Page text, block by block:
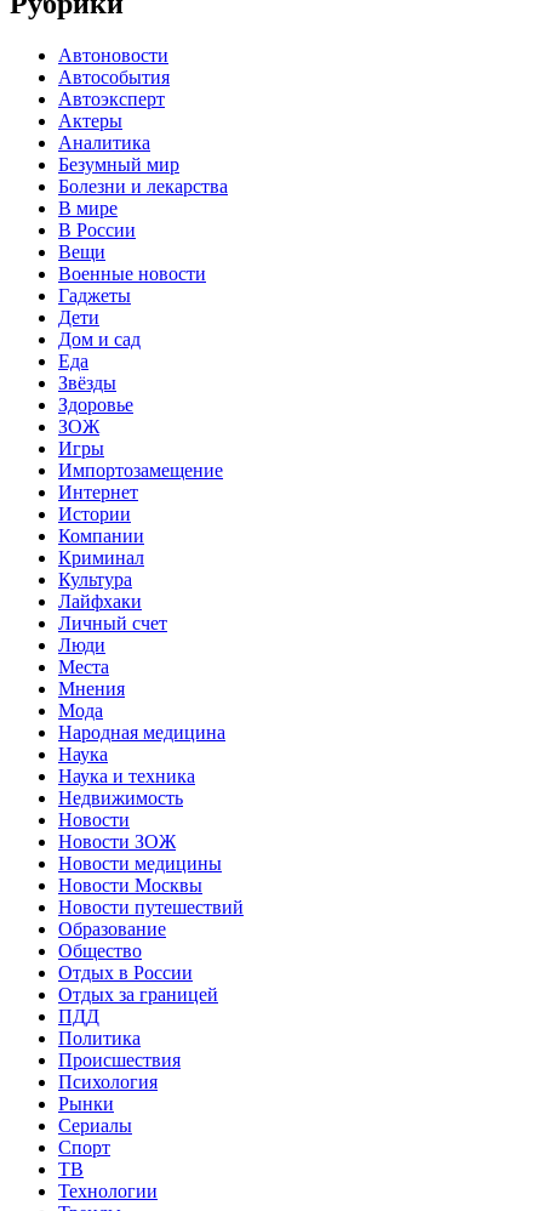
Автоновости
Автособытия
Автоэксперт
Актеры
Аналитика
Безумный мир
Болезни и лекарства
В мире
В России
Вещи
Военные новости
Гаджеты
Дети
Дом и сад
Еда
Звёзды
Здоровье
ЗОЖ
Игры
Импортозамещение
Интернет
Истории
Компании
Криминал
Культура
Лайфхаки
Личный счет
Люди
Места
Мнения
Мода
Народная медицина
Наука
Наука и техника
Недвижимость
Новости
Новости ЗОЖ
Новости медицины
Новости Москвы
Новости путешествий
Образование
Общество
Отдых в России
Отдых за границей
ПДД
Политика
Происшествия
Психология
Рынки
Сериалы
Спорт
ТВ
Технологии